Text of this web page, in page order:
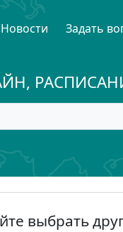
Новости Задать
выбрать